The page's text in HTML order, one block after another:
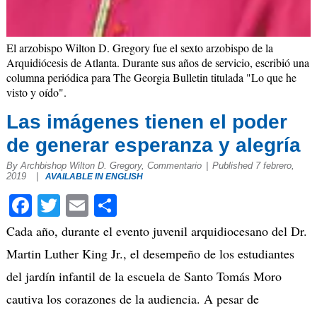
El arzobispo Wilton D. Gregory fue el sexto arzobispo de la
Arquidiócesis de Atlanta. Durante sus años de servicio, escribió una
columna periódica para The Georgia Bulletin titulada "Lo que he
visto y oído".
Las imágenes tienen el poder
de generar esperanza y alegría
By Archbishop Wilton D. Gregory, Commentario | Published 7 febrero,
2019
| AVAILABLE IN ENGLISH
Facebook
Twitter
EmailCompartir
Cada año, durante el evento juvenil arquidiocesano del Dr.
Martin Luther King Jr., el desempeño de los estudiantes
del jardín infantil de la escuela de Santo Tomás Moro
cautiva los corazones de la audiencia. A pesar de